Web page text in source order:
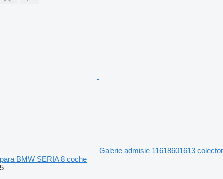
Galerie admisie 11618601613 colector
para BMW SERIA 8 coche
5